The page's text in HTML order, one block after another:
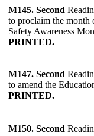
M145. Second
to proclaim the month
Safety Awareness
PRINTED.
M147. Second
to amend the
PRINTED.
M150. Second